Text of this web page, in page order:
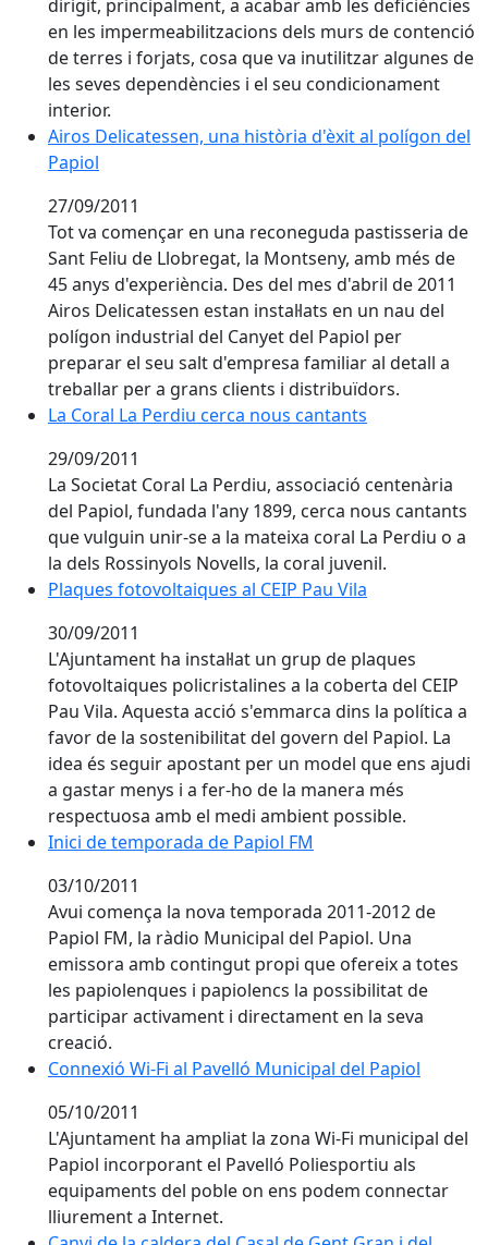
dirigit, principalment, a acabar amb les deficiències
en les impermeabilitzacions dels murs de contenció
de terres i forjats, cosa que va inutilitzar algunes de
les seves dependències i el seu condicionament
interior.
Airos Delicatessen, una història d'èxit al polígon del
Airos Delicatessen, una història d'èxit al polígon del
Papiol
27/09/2011
Tot va començar en una reconeguda pastisseria de
Sant Feliu de Llobregat, la Montseny, amb més de
45 anys d'experiència. Des del mes d'abril de 2011
Airos Delicatessen estan instal·lats en un nau del
polígon industrial del Canyet del Papiol per
preparar el seu salt d'empresa familiar al detall a
treballar per a grans clients i distribuïdors.
La Coral La Perdiu cerca nous cantants
La Coral La Perdiu cerca nous cantants
29/09/2011
La Societat Coral La Perdiu, associació centenària
del Papiol, fundada l'any 1899, cerca nous cantants
que vulguin unir-se a la mateixa coral La Perdiu o a
la dels Rossinyols Novells, la coral juvenil.
Plaques fotovoltaiques al CEIP Pau Vila
Plaques fotovoltaiques al CEIP Pau Vila
30/09/2011
L'Ajuntament ha instal·lat un grup de plaques
fotovoltaiques policristalines a la coberta del CEIP
Pau Vila. Aquesta acció s'emmarca dins la política a
favor de la sostenibilitat del govern del Papiol. La
idea és seguir apostant per un model que ens ajudi
a gastar menys i a fer-ho de la manera més
respectuosa amb el medi ambient possible.
Inici de temporada de Papiol FM
Inici de temporada de Papiol FM
03/10/2011
Avui comença la nova temporada 2011-2012 de
Papiol FM, la ràdio Municipal del Papiol. Una
emissora amb contingut propi que ofereix a totes
les papiolenques i papiolencs la possibilitat de
participar activament i directament en la seva
creació.
Connexió Wi-Fi al Pavelló Municipal del Papiol
Connexió Wi-Fi al Pavelló Municipal del Papiol
05/10/2011
L'Ajuntament ha ampliat la zona Wi-Fi municipal del
Papiol incorporant el Pavelló Poliesportiu als
equipaments del poble on ens podem connectar
lliurement a Internet.